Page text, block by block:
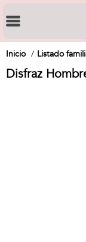
Inicio Listado
Disfraz